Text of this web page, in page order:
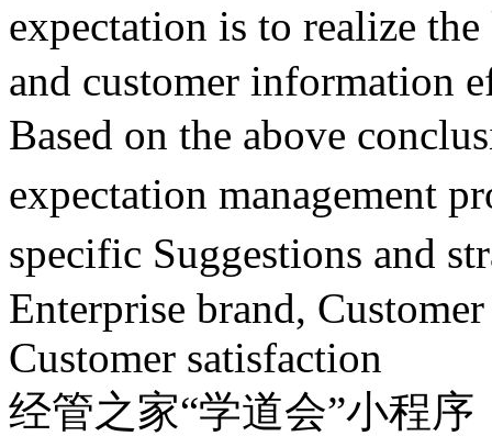
expectation is to realize
and customer information
Based on the above
expectation management
specific Suggestions and
Enterprise brand,
Customer satisfaction
经管之家“学道会”小程序